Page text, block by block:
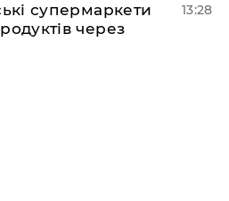
супермаркети
через
13:28